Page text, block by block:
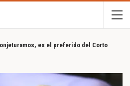
es el preferido del Corto